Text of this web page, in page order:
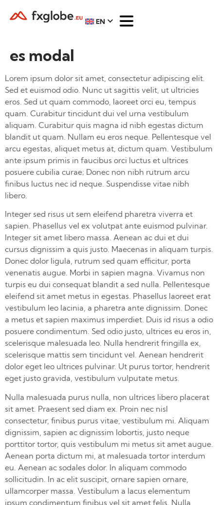
EN
es modal
Lorem ipsum dolor sit amet, consectetur adipiscing elit.
Sed et euismod odio. Nunc ut sagittis velit, ut ultricies
eros. Sed ut quam commodo, laoreet orci eu, tempus
quam. Curabitur tincidunt dui vel urna vestibulum
aliquam. Curabitur quis magna id nibh egestas dictum
blandit ut quam. Nullam eu eros neque. Pellentesque vel
arcu egestas, aliquet metus at, dictum quam. Vestibulum
ante ipsum primis in faucibus orci luctus et ultrices
posuere cubilia curae; Donec non nibh rutrum arcu
finibus luctus nec id neque. Suspendisse vitae nibh
libero.
Integer sed risus ut sem eleifend pharetra viverra et
sapien. Phasellus vel ex volutpat ante euismod pulvinar.
Integer sit amet libero massa. Aenean ac dui et dui
cursus dignissim a quis justo. Maecenas in aliquam turpis.
Donec dolor ligula, rutrum sed quam efficitur, porta
venenatis augue. Morbi in sapien magna. Vivamus non
turpis eu dui consequat blandit a sed nulla. Pellentesque
eleifend sit amet metus in egestas. Phasellus laoreet erat
vestibulum leo lacinia, a pharetra ante dignissim. Donec
a metus et sapien maximus imperdiet. Duis id risus a odio
posuere condimentum. Sed odio justo, ultrices eu eros in,
scelerisque malesuada leo. Nulla hendrerit fringilla ex,
scelerisque mattis sem tincidunt vel. Aenean hendrerit
dolor eget leo ultrices pulvinar. Ut purus tortor, hendrerit
eget justo gravida, vestibulum vulputate metus.
Nulla malesuada purus nulla, non ultrices libero placerat
sit amet. Praesent sed diam ex. Proin nec nisl
consectetur, finibus purus vitae, vestibulum mi. Aliquam
dignissim, sapien ac dignissim lobortis, justo neque
porttitor tortor, quis vestibulum mi metus sit amet augue.
Aenean porta dictum mi, at malesuada tortor interdum
eu. Aenean ac sodales dolor. In aliquam commodo
sollicitudin. In ac elit suscipit, ornare sapien ornare,
ullamcorper massa. Vestibulum a lacus elementum
ipsum condimentum finibus vel sit amet felis. Nulla